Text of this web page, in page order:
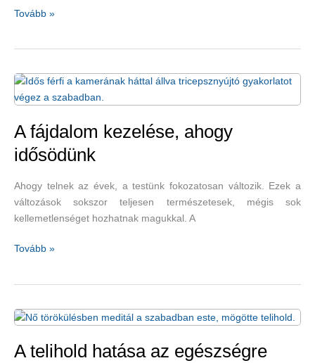
A
kristályok
Tovább »
A fájdalom kezelése, ahogy
idősödünk
Ahogy telnek az évek, a testünk fokozatosan változik. Ezek a
változások sokszor teljesen természetesek, mégis sok
kellemetlenséget hozhatnak magukkal. A
A
idősödünk
Tovább »
A telihold hatása az egészségre